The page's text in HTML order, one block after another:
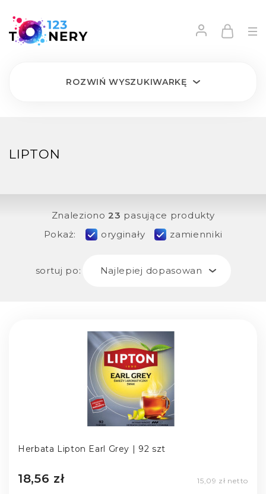
ROZWIŃ WYSZUKIWARKĘ
LIPTON
Znaleziono23 pasujące produkty
Pokaż:
oryginały zamienniki
sortuj po: Najlepiej dopasowane
Herbata Lipton Earl Grey | 92 szt
18,56 zł 15,09 zł netto